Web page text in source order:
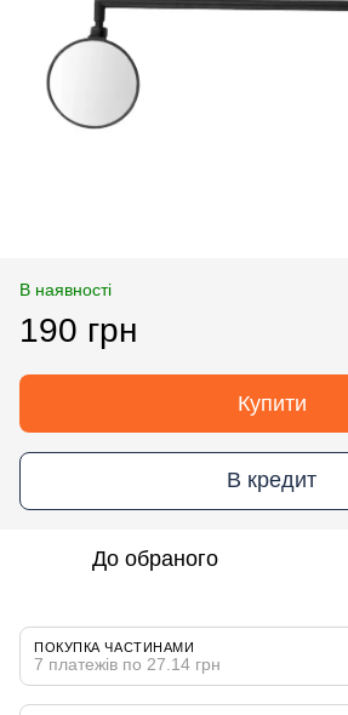
В наявності
190 грн
Купити
В кредит
До обраного
ПОКУПКА ЧАСТИНАМИ
7 платежів по 27.14 грн